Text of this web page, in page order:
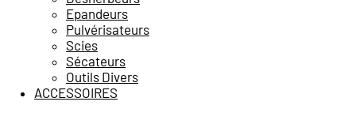
Epandeurs
Pulvérisateurs
Scies
Sécateurs
Outils Divers
ACCESSOIRES